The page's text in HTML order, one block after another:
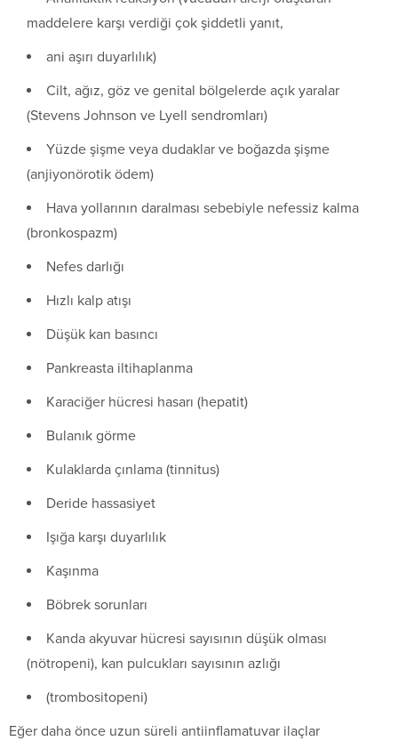
maddelere karşı verdiği çok şiddetli yanıt,
ani aşırı duyarlılık)
Cilt, ağız, göz ve genital bölgelerde açık yaralar
(Stevens Johnson ve Lyell sendromları)
Yüzde şişme veya dudaklar ve boğazda şişme
(anjiyonörotik ödem)
Hava yollarının daralması sebebiyle nefessiz kalma
(bronkospazm)
Nefes darlığı
Hızlı kalp atışı
Düşük kan basıncı
Pankreasta iltihaplanma
Karaciğer hücresi hasarı (hepatit)
Bulanık görme
Kulaklarda çınlama (tinnitus)
Deride hassasiyet
Işığa karşı duyarlılık
Kaşınma
Böbrek sorunları
Kanda akyuvar hücresi sayısının düşük olması
(nötropeni), kan pulcukları sayısının azlığı
(trombositopeni)
Eğer daha önce uzun süreli antiinflamatuvar ilaçlar